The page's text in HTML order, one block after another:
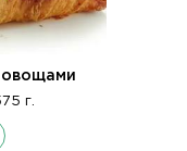
овощами
г.